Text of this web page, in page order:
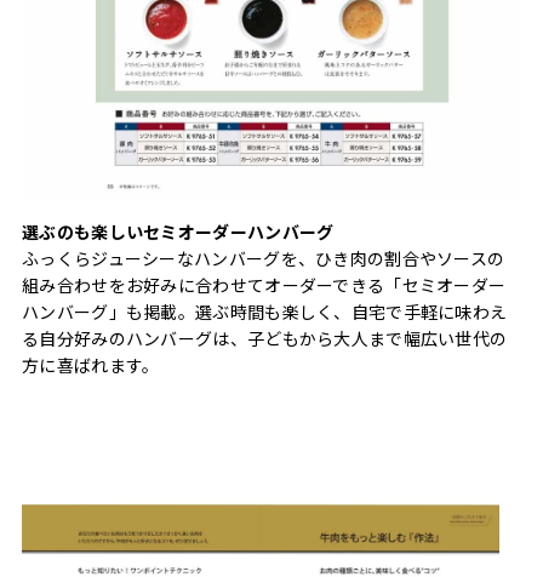
選ぶのも楽しいセミオーダーハンバーグ
ふっくらジューシーなハンバーグを、ひき肉の割合やソースの
組み合わせをお好みに合わせてオーダーできる「セミオーダー
ハンバーグ」も掲載。選ぶ時間も楽しく、自宅で手軽に味わえ
る自分好みのハンバーグは、子どもから大人まで幅広い世代の
方に喜ばれます。